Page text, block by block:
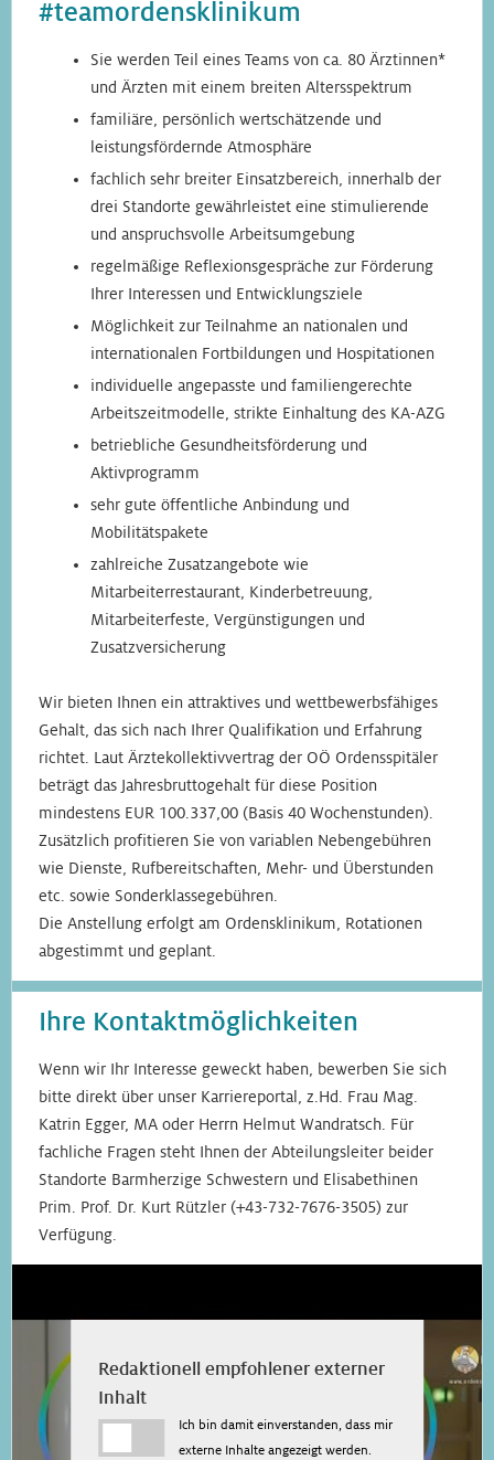
#teamordensklinikum
Sie werden Teil eines Teams von ca. 80 Ärztinnen*
und Ärzten mit einem breiten Altersspektrum
familiäre, persönlich wertschätzende und
leistungsfördernde Atmosphäre
fachlich sehr breiter Einsatzbereich, innerhalb der
drei Standorte gewährleistet eine stimulierende
und anspruchsvolle Arbeitsumgebung
regelmäßige Reflexionsgespräche zur Förderung
Ihrer Interessen und Entwicklungsziele
Möglichkeit zur Teilnahme an nationalen und
internationalen Fortbildungen und Hospitationen
individuelle angepasste und familiengerechte
Arbeitszeitmodelle, strikte Einhaltung des KA-AZG
betriebliche Gesundheitsförderung und
Aktivprogramm
sehr gute öffentliche Anbindung und
Mobilitätspakete
zahlreiche Zusatzangebote wie
Mitarbeiterrestaurant, Kinderbetreuung,
Mitarbeiterfeste, Vergünstigungen und
Zusatzversicherung
Wir bieten Ihnen ein attraktives und wettbewerbsfähiges
Gehalt, das sich nach Ihrer Qualifikation und Erfahrung
richtet. Laut Ärztekollektivvertrag der OÖ Ordensspitäler
beträgt das Jahresbruttogehalt für diese Position
mindestens EUR 100.337,00 (Basis 40 Wochenstunden).
Zusätzlich profitieren Sie von variablen Nebengebühren
wie Dienste, Rufbereitschaften, Mehr- und Überstunden
etc. sowie Sonderklassegebühren.
Die Anstellung erfolgt am Ordensklinikum, Rotationen
abgestimmt und geplant.
Ihre Kontaktmöglichkeiten
Wenn wir Ihr Interesse geweckt haben, bewerben Sie sich
bitte direkt über unser Karriereportal, z.Hd. Frau Mag.
Katrin Egger, MA oder Herrn Helmut Wandratsch. Für
fachliche Fragen steht Ihnen der Abteilungsleiter beider
Standorte Barmherzige Schwestern und Elisabethinen
Prim. Prof. Dr. Kurt Rützler (+43-732-7676-3505) zur
Verfügung.
Redaktionell empfohlener externer
Inhalt
Ich bin damit einverstanden, dass mir
externe Inhalte angezeigt werden.